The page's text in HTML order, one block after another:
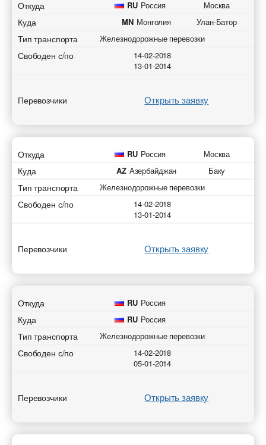
Отправить
Откуда RU Россия Москва
Куда MN Монголия Улан-Батор
Тип транспорта Железнодорожные перевозки
Свободен с/по
14-02-2018
13-01-2014
Перевозчики Открыть заявку
Откуда RU Россия Москва
Куда AZ Азербайджан Баку
Тип транспорта Железнодорожные перевозки
Свободен с/по
14-02-2018
13-01-2014
Перевозчики Открыть заявку
Откуда RU Россия
Куда RU Россия
Тип транспорта Железнодорожные перевозки
Свободен с/по
14-02-2018
05-01-2014
Перевозчики Открыть заявку
Отправить
Отправить